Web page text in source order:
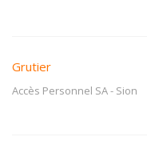
Grutier
Accès Personnel SA- Sion